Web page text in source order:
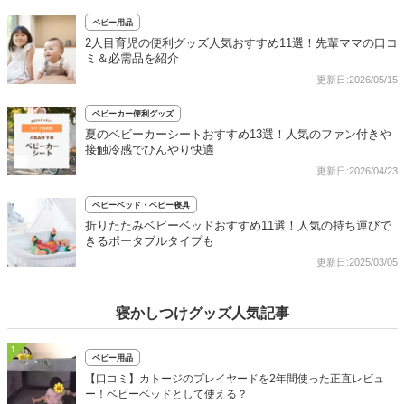
ベビー用品
2人目育児の便利グッズ人気おすすめ11選！先輩ママの口コ
ミ＆必需品を紹介
更新日:2026/05/15
ベビーカー便利グッズ
夏のベビーカーシートおすすめ13選！人気のファン付きや
接触冷感でひんやり快適
更新日:2026/04/23
ベビーベッド・ベビー寝具
折りたたみベビーベッドおすすめ11選！人気の持ち運びで
きるポータブルタイプも
更新日:2025/03/05
寝かしつけグッズ人気記事
1
ベビー用品
【口コミ】カトージのプレイヤードを2年間使った正直レビュ
ー！ベビーベッドとして使える？